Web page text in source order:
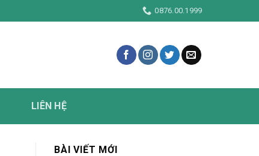
0876.00.1999
LIÊN HỆ
BÀI VIẾT MỚI